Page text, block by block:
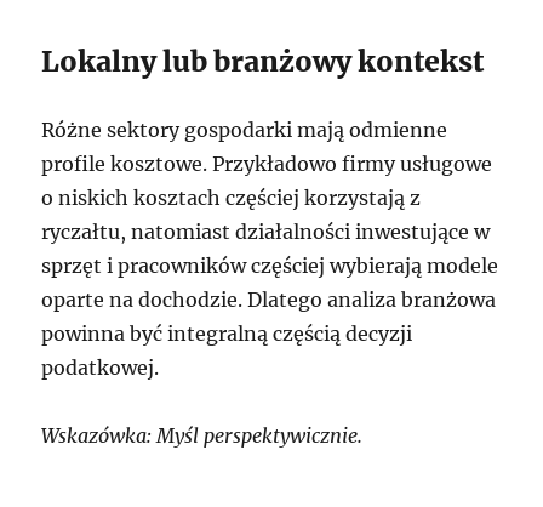
Lokalny lub branżowy kontekst
Różne sektory gospodarki mają odmienne
profile kosztowe. Przykładowo firmy usługowe
o niskich kosztach częściej korzystają z
ryczałtu, natomiast działalności inwestujące w
sprzęt i pracowników częściej wybierają modele
oparte na dochodzie. Dlatego analiza branżowa
powinna być integralną częścią decyzji
podatkowej.
Wskazówka: Myśl perspektywicznie.